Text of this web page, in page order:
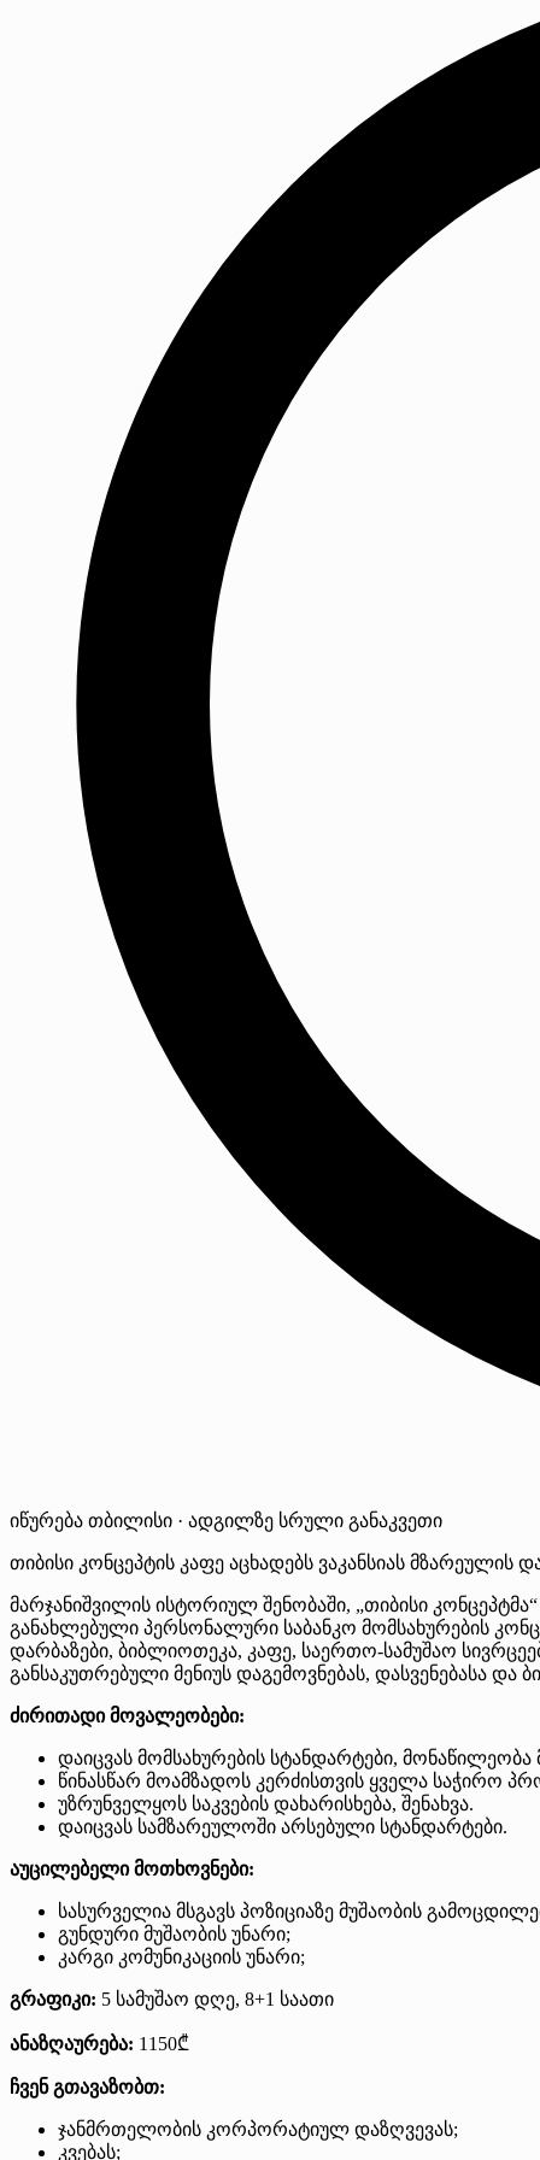
იწურება თბილისი · ადგილზე სრული განაკვეთი
თიბისი კონცეპტის კაფე აცხადებს ვაკანსიას მზარეულის
მარჯანიშვილის ისტორიულ შენობაში, „თიბისი
განახლებული პერსონალური საბანკო მომსახურების
დარბაზები, ბიბლიოთეკა, კაფე, საერთო-სამუშაო
განსაკუთრებული მენიუს დაგემოვნებას, დასვენებასა და
ძირითადი მოვალეობები:
დაიცვას მომსახურების სტანდარტები,
წინასწარ მოამზადოს კერძისთვის ყველა საჭირო
უზრუნველყოს საკვების დახარისხება, შენახვა.
დაიცვას სამზარეულოში არსებული სტანდარტები.
აუცილებელი მოთხოვნები:
სასურველია მსგავს პოზიციაზე მუშაობის
გუნდური მუშაობის უნარი;
კარგი კომუნიკაციის უნარი;
გრაფიკი: 5 სამუშაო დღე, 8+1 საათი
ანაზღაურება: 1150₾
ჩვენ გთავაზობთ:
ჯანმრთელობის კორპორატიულ დაზღვევას;
კვებას;